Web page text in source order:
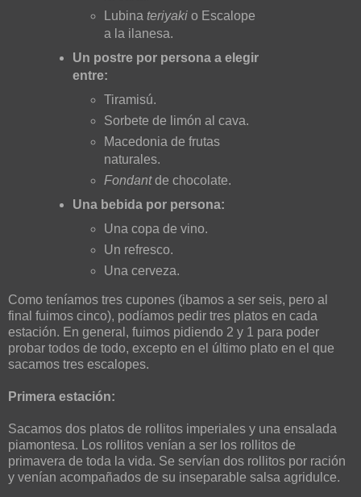
Lubinateriyaki o Escalope
a la ilanesa.
Un postre por persona a elegir
entre:
Tiramisú.
Sorbete de limón al cava.
Macedonia de frutas
naturales.
Fondantde chocolate.
Una bebida por persona:
Una copa de vino.
Un refresco.
Una cerveza.
Como teníamos tres cupones (ibamos a ser seis, pero al
final fuimos cinco), podíamos pedir tres platos en cada
estación. En general, fuimos pidiendo 2 y 1 para poder
probar todos de todo, excepto en el último plato en el que
sacamos tres escalopes.
Primera estación:
Sacamos dos platos de rollitos imperiales y una ensalada
piamontesa. Los rollitos venían a ser los rollitos de
primavera de toda la vida. Se servían dos rollitos por ración
y venían acompañados de su inseparable salsa agridulce.